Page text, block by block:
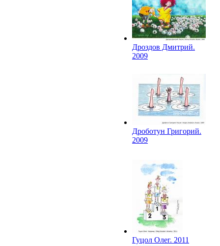
Дроздов Дмитрий.
2009
Дроботун Григорий.
2009
Гуцол Олег. 2011